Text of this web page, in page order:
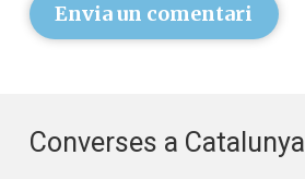
Envia un comentari
Converses a Catalunya